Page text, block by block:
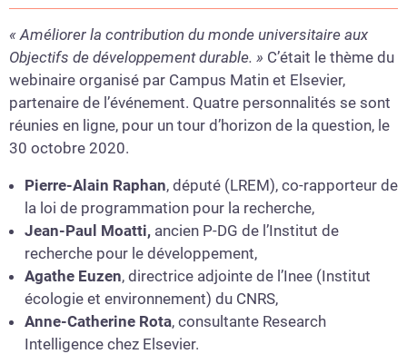
« Améliorer la contribution du monde universitaire aux
Objectifs de développement durable. » C’était le thème du
webinaire organisé par Campus Matin et Elsevier,
partenaire de l’événement. Quatre personnalités se sont
réunies en ligne, pour un tour d’horizon de la question, le
30 octobre 2020.
Pierre-Alain Raphan, député (LREM), co-rapporteur de
la loi de programmation pour la recherche,
Jean-Paul Moatti,ancien P-DG de l’Institut de
recherche pour le développement,
Agathe Euzen, directrice adjointe de l’Inee (Institut
écologie et environnement) du CNRS,
Anne-Catherine Rota, consultante Research
Intelligence chez Elsevier.